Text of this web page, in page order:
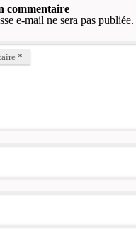
commentaire
e-mail ne sera pas publiée.
*